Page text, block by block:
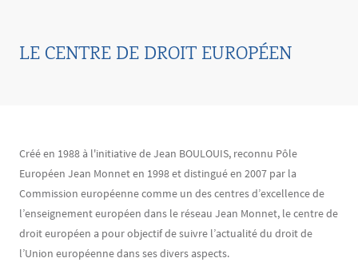
LE CENTRE DE DROIT EUROPÉEN
Contenu
Texte
Créé en 1988 à l'initiative de Jean BOULOUIS, reconnu Pôle
Européen Jean Monnet en 1998 et distingué en 2007 par la
Commission européenne comme un des centres d’excellence de
l’enseignement européen dans le réseau Jean Monnet, le centre de
droit européen a pour objectif de suivre l’actualité du droit de
l’Union européenne dans ses divers aspects.